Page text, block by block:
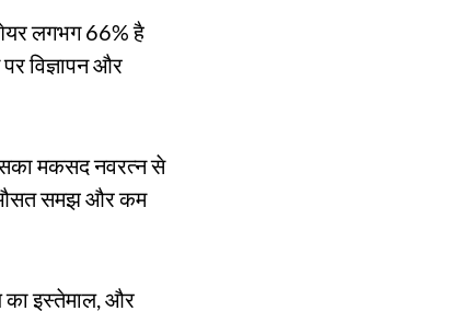
लगभग 66% है
विज्ञापन और
मकसद नवरत्न से
औसत समझ और कम
का इस्तेमाल, और